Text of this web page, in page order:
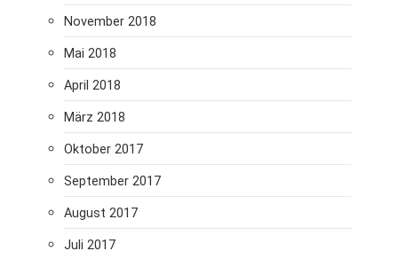
November 2018
Mai 2018
April 2018
März 2018
Oktober 2017
September 2017
August 2017
Juli 2017